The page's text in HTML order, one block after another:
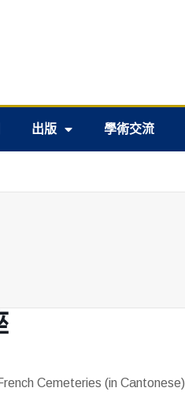
出版 學術交流
Cemeteries (in Cantonese)